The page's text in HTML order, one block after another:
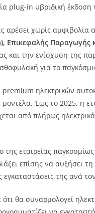
plug-in υβριδική έκδοση
αρέσει χωρίς
), Επικεφαλής Παραγωγής
και την ενίσχυση της
για το
premium ηλεκτρικών
Έως το 2025, η
από πλήρως
εταιρείας
επίσης να αυξήσει
της ανά
θα συναρμολογεί